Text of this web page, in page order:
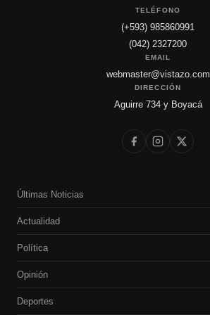
TELÉFONO
(+593) 985860991
(042) 2327200
EMAIL
webmaster@vistazo.com
DIRECCIÓN
Aguirre 734 y Boyacá
Últimas Noticias
Actualidad
Política
Opinión
Deportes